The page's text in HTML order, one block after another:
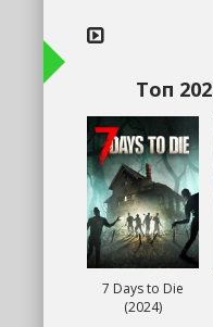
Топ
7 Days to Die
(2024)